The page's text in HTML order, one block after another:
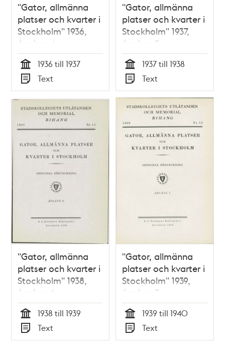
"Gator, allmänna
platser och kvarter i
Stockholm" 1936,
årgång 4
Tid
1936 till 1937
Typ
Text
"Gator, allmänna
platser och kvarter i
Stockholm" 1937,
årgång 5
Tid
1937 till 1938
Typ
Text
"Gator, allmänna
platser och kvarter i
Stockholm" 1938,
årgång 6
Tid
1938 till 1939
Typ
Text
"Gator, allmänna
platser och kvarter i
Stockholm" 1939,
årgång 7
Tid
1939 till 1940
Typ
Text